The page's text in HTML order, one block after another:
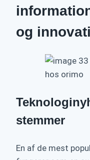
og
stemmer
En af de mest